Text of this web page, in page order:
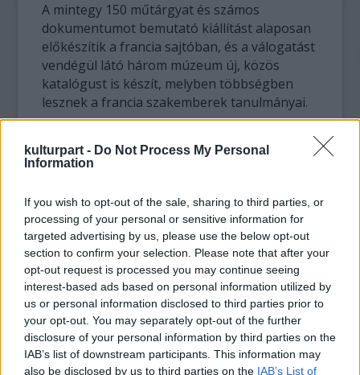
kulturpart - Do Not Process My Personal
Information
If you wish to opt-out of the sale, sharing to third parties, or
processing of your personal or sensitive information for
targeted advertising by us, please use the below opt-out
section to confirm your selection. Please note that after your
opt-out request is processed you may continue seeing
interest-based ads based on personal information utilized by
us or personal information disclosed to third parties prior to
your opt-out. You may separately opt-out of the further
disclosure of your personal information by third parties on the
IAB’s list of downstream participants. This information may
also be disclosed by us to third parties on the IAB’s List of
A mintegy 150 műtárgyat és számos
dokumentumot bemutató kiállítást alaposan
előkészítik a francia sajtóban, és a válogatást
vendégül látó három múzeum új, közös
katalógust is készít, melyben többségben
lesznek a francia szakemberek tanulmányai.
lesz, amivel könnyű lesz megközelíteni a
művészettörténeti korszak, mint
Magyarországon a MNG kiállítása előtt volt.
Hozzátette: a magyar Vadak művészete "saját
jogán is érvényes áramlat, nem a franciának
az epigonja. Ha ez bekerül a külföldi
köztudatba, már érdemes volt a kiállítást
kivinni".
Bereczky Loránd a múzeum legújabb,
szombattól látható kiállítását bemutatva